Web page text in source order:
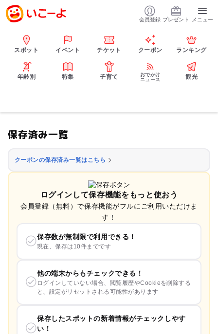
会員登録 プレゼント メニュー
スポット イベント チケット クーポン ランキング
年齢別 特集 子育て
おでかけ
ニュース
観光
保存済み一覧
クーポンの保存済み一覧はこちら
ログインして保存機能をもっと使おう
会員登録（無料）で保存機能がフルにご利用いただけま
す！
保存数が無制限で利用できる！
現在、保存は10件までです
他の端末からもチェックできる！
ログインしていない場合、閲覧履歴やCookieを削除する
と、設定がリセットされる可能性があります
保存したスポットの新着情報がチェックしやす
い！